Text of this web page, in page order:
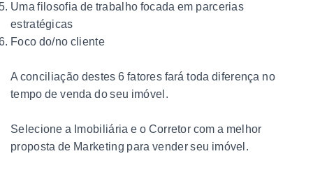
Uma filosofia de trabalho focada em parcerias
estratégicas
Foco do/no cliente
A conciliação destes 6 fatores fará toda diferença no
tempo de venda do seu imóvel.
Selecione a Imobiliária e o Corretor com a melhor
proposta de Marketing para vender seu imóvel.